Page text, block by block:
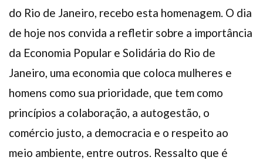
do Rio de Janeiro, recebo esta homenagem. O dia
de hoje nos convida a refletir sobre a importância
da Economia Popular e Solidária do Rio de
Janeiro, uma economia que coloca mulheres e
homens como sua prioridade, que tem como
princípios a colaboração, a autogestão, o
comércio justo, a democracia e o respeito ao
meio ambiente, entre outros. Ressalto que é